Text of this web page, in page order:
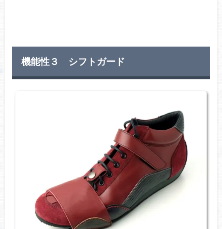
機能性３ シフトガード